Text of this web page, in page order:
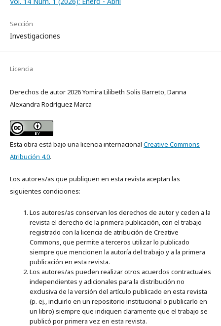
Sección
Investigaciones
Licencia
Derechos de autor 2026 Yomira Lilibeth Solis Barreto, Danna
Alexandra Rodríguez Marca
Esta obra está bajo una licencia internacional Creative Commons
Atribución 4.0.
Los autores/as que publiquen en esta revista aceptan las
siguientes condiciones:
Los autores/as conservan los derechos de autor y ceden a la
revista el derecho de la primera publicación, con el trabajo
registrado con la licencia de atribución de Creative
Commons, que permite a terceros utilizar lo publicado
siempre que mencionen la autoría del trabajo y a la primera
publicación en esta revista.
Los autores/as pueden realizar otros acuerdos contractuales
independientes y adicionales para la distribución no
exclusiva de la versión del artículo publicado en esta revista
(p. ej., incluirlo en un repositorio institucional o publicarlo en
un libro) siempre que indiquen claramente que el trabajo se
publicó por primera vez en esta revista.